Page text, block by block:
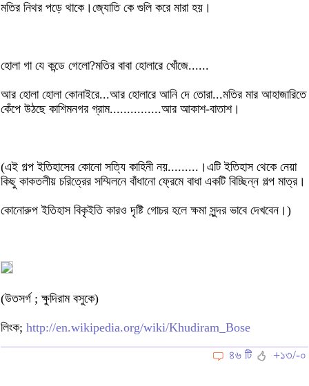
মতির নিথর পড়ে থাকে।জ্যোতি কে গুলি করে মারা হয়।
হোলা গা যে কন্ডে গেলো?মতির বাবা হোলারে খোঁজে......
আর হোলা হোলা কোনাইরে...আর হোলারে আনি দে তোরা...মতির মার আহাজারিতে
কেঁপে উঠছে কাশিমনগর গ্রাম...............আর আকাশ-বাতাশ।
(এই গল্প ইতিহাসের কোনো সত্যি কাহিনী নয়.........।এটি ইতিহাস থেকে নেয়া
কিছু কাকতলীয় চরিত্রের সম্মিলনে বাঁধানো ফ্রেমে বাধা একটি বিচ্ছিন্ন গল্প মাত্র।
কোনোরুপ ইতিহাস বিকৃইতি কারও দৃষ্টি গোচর হলে ক্ষমা সুন্দর ভাবে দেখবেন।)
(উতসর্গ ; ক্ষুদিরাম বসুকে)
লিংক; http://en.wikipedia.org/wiki/Khudiram_Bose
৪৬ টি
+১৩/-০